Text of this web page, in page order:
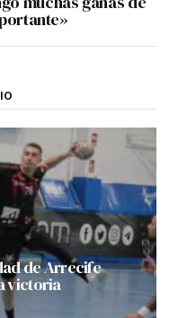
de Arrecife
victoria